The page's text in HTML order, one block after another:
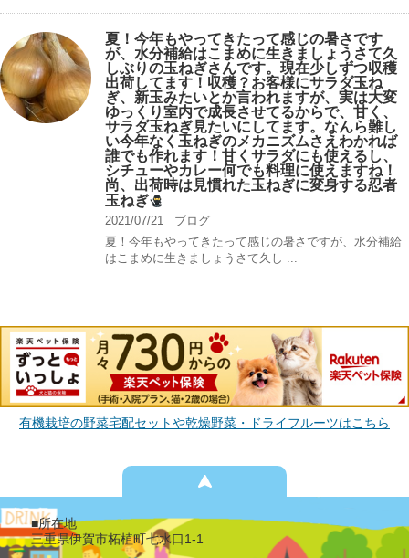
夏！今年もやってきたって感じの暑さです
が、水分補給はこまめに生きましょうさて久
しぶりの玉ねぎさんです。現在少しずつ収穫
出荷してます！収穫？お客様にサラダ玉ね
ぎ、新玉みたいとか言われますが、実は大変
ゆっくり室内で成長させてるからで、甘く、
サラダ玉ねぎ見たいにしてます。なんら難し
い今年なく玉ねぎのメカニズムさえわかれば
誰でも作れます！甘くサラダにも使えるし、
シチューやカレー何でも料理に使えますね！
尚、出荷時は見慣れた玉ねぎに変身する忍者
玉ねぎ
2021/07/21
ブログ
夏！今年もやってきたって感じの暑さですが、水分補給
はこまめに生きましょうさて久し ...
有機栽培の野菜宅配セットや乾燥野菜・ドライフルーツはこちら
■所在地
三重県伊賀市柘植町七水口1-1